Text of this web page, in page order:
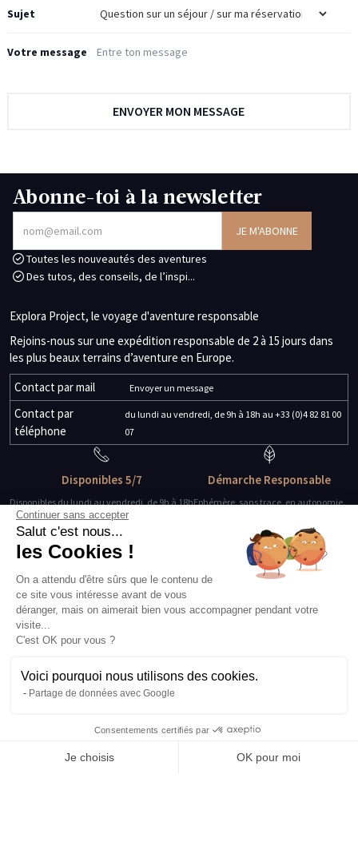
Sujet
Votre message
Abonne-toi à la newsletter
Toutes les nouveautés des aventures
Des tutos, des conseils, de l’inspi...
Explora Project, le voyage d'aventure responsable
Rejoins-nous sur une expédition responsable de 2 à 15 jours dans
les plus beaux terrains d’aventure en Europe.
Contact par mail
Envoyer un message
Contact par
téléphone
du lundi au vendredi, de 9h à 18h au +33 (0)4 82 81 00
07
Disponibles 5/7
Disponibles du lundi au vendredi, de 9h à 18h
Des guides-explorateurs
Démarche Responsable
Ephémère, sans trace, en autonomie.
Matériel de qualité
Testé, éprouvé, certifié.
À propos
Conditions générales de vente
Conditions générales d'utilisation
Services
Continuer sans accepter
Salut c'est nous...
les Cookies !
On a attendu d'être sûrs que le contenu de
ce site vous intéresse avant de vous
déranger, mais on aimerait bien vous accompagner pendant votre
visite...
C'est OK pour vous ?
Voici pourquoi nous utilisons des cookies.
Partage de données avec Google
Consentements certifiés par
Je choisis
OK pour moi